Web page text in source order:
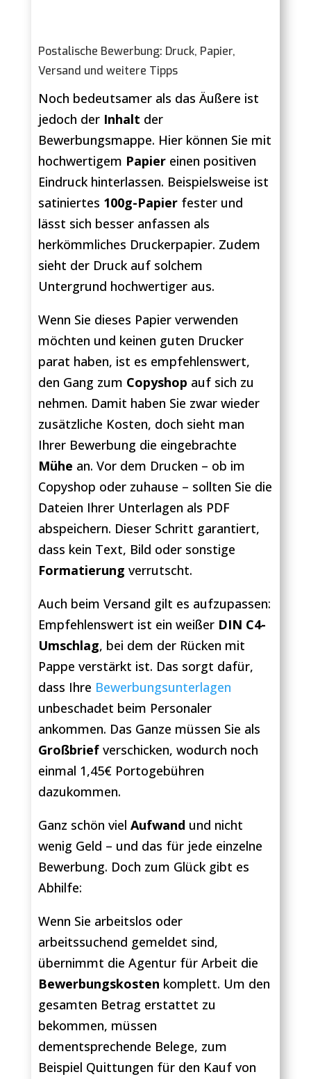
Postalische Bewerbung: Druck, Papier,
Versand und weitere Tipps
Noch bedeutsamer als das Äußere ist
jedoch der Inhalt der
Bewerbungsmappe. Hier können Sie mit
hochwertigem Papiereinen positiven
Eindruck hinterlassen. Beispielsweise ist
satiniertes 100g-Papierfester und
lässt sich besser anfassen als
herkömmliches Druckerpapier. Zudem
sieht der Druck auf solchem
Untergrund hochwertiger aus.
Wenn Sie dieses Papier verwenden
möchten und keinen guten Drucker
parat haben, ist es empfehlenswert,
den Gang zum Copyshop auf sich zu
nehmen. Damit haben Sie zwar wieder
zusätzliche Kosten, doch sieht man
Ihrer Bewerbung die eingebrachte
Mühe an. Vor dem Drucken – ob im
Copyshop oder zuhause – sollten Sie die
Dateien Ihrer Unterlagen als PDF
abspeichern. Dieser Schritt garantiert,
dass kein Text, Bild oder sonstige
Formatierung verrutscht.
Auch beim Versand gilt es aufzupassen:
Empfehlenswert ist ein weißerDIN C4-
Umschlag, bei dem der Rücken mit
Pappe verstärkt ist. Das sorgt dafür,
dass Ihre Bewerbungsunterlagen
unbeschadet beim Personaler
ankommen. Das Ganze müssen Sie als
Großbriefverschicken, wodurch noch
einmal 1,45€ Portogebühren
dazukommen.
Ganz schön viel Aufwand und nicht
wenig Geld – und das für jede einzelne
Bewerbung. Doch zum Glück gibt es
Abhilfe:
Wenn Sie arbeitslos oder
arbeitssuchend gemeldet sind,
übernimmt die Agentur für Arbeit die
Bewerbungskosten komplett. Um den
gesamten Betrag erstattet zu
bekommen, müssen
dementsprechende Belege, zum
Beispiel Quittungen für den Kauf von